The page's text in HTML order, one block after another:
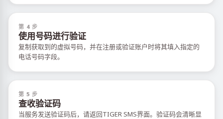
第 4 步
使用号码进行验证
复制获取到的虚拟号码，并在注册或验证账户时将其填入指定的
电话号码字段。
第 5 步
查收验证码
当服务发送验证码后，请返回TIGER SMS界面。验证码会清晰显